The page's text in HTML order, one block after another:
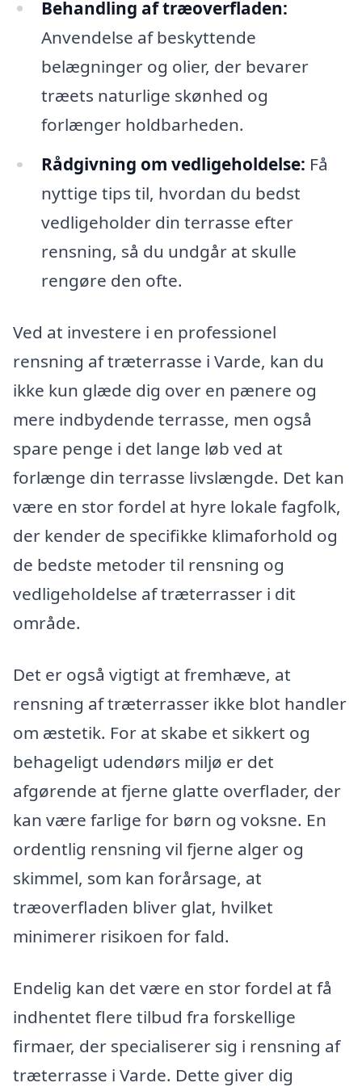
Behandling af træoverfladen:
Anvendelse af beskyttende
belægninger og olier, der bevarer
træets naturlige skønhed og
forlænger holdbarheden.
Rådgivning om vedligeholdelse: Få
nyttige tips til, hvordan du bedst
vedligeholder din terrasse efter
rensning, så du undgår at skulle
rengøre den ofte.
Ved at investere i en professionel
rensning af træterrasse i Varde, kan du
ikke kun glæde dig over en pænere og
mere indbydende terrasse, men også
spare penge i det lange løb ved at
forlænge din terrasse livslængde. Det kan
være en stor fordel at hyre lokale fagfolk,
der kender de specifikke klimaforhold og
de bedste metoder til rensning og
vedligeholdelse af træterrasser i dit
område.
Det er også vigtigt at fremhæve, at
rensning af træterrasser ikke blot handler
om æstetik. For at skabe et sikkert og
behageligt udendørs miljø er det
afgørende at fjerne glatte overflader, der
kan være farlige for børn og voksne. En
ordentlig rensning vil fjerne alger og
skimmel, som kan forårsage, at
træoverfladen bliver glat, hvilket
minimerer risikoen for fald.
Endelig kan det være en stor fordel at få
indhentet flere tilbud fra forskellige
firmaer, der specialiserer sig i rensning af
træterrasse i Varde. Dette giver dig